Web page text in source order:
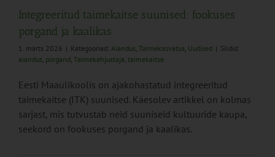
Integreeritud taimekaitse suunised: fookuses
porgand ja kaalikas
1. märts 2026 | Kategooriad: Aiandus, Taimekasvatus, Uudised | Sildid:
aiandus, porgand, Taimekahjustaja, taimekaitse
Eesti Maaülikoolis on ajakohastatud integreeritud
taimekaitse (ITK) suunised. Käesolev artikkel on kolmas
sarjast, mis tutvustab neid suuniseid kultuuride kaupa,
seekord on fookuses porgand ja kaalikas.